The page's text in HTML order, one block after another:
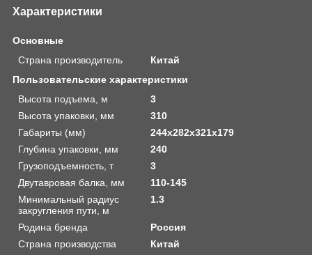
Характеристики
Основные
Страна производитель
Китай
Пользовательские характеристики
Высота подъема, м
3
Высота упаковки, мм
310
Габариты (мм)
244х282х321х179
Глубина упаковки, мм
240
Грузоподъемность, т
3
Двутавровая балка, мм
110-145
Минимальный радиус
закругления пути, м
1.3
Родина бренда
Россия
Страна производства
Китай